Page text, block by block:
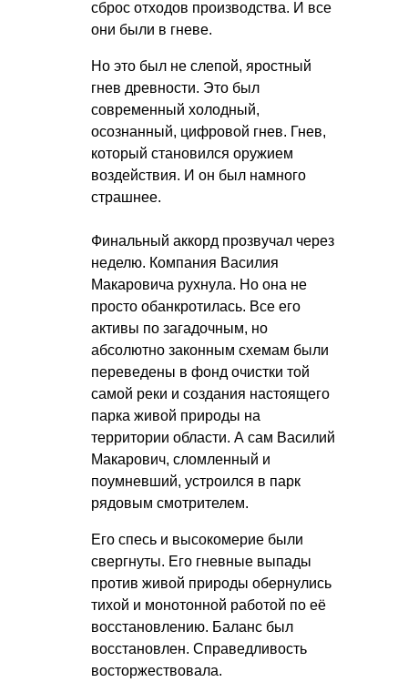
сброс отходов производства. И все
они были в гневе.
Но это был не слепой, яростный
гнев древности. Это был
современный холодный,
осознанный, цифровой гнев. Гнев,
который становился оружием
воздействия. И он был намного
страшнее.
Финальный аккорд прозвучал через
неделю. Компания Василия
Макаровича рухнула. Но она не
просто обанкротилась. Все его
активы по загадочным, но
абсолютно законным схемам были
переведены в фонд очистки той
самой реки и создания настоящего
парка живой природы на
территории области. А сам Василий
Макарович, сломленный и
поумневший, устроился в парк
рядовым смотрителем.
Его спесь и высокомерие были
свергнуты. Его гневные выпады
против живой природы обернулись
тихой и монотонной работой по её
восстановлению. Баланс был
восстановлен. Справедливость
восторжествовала.